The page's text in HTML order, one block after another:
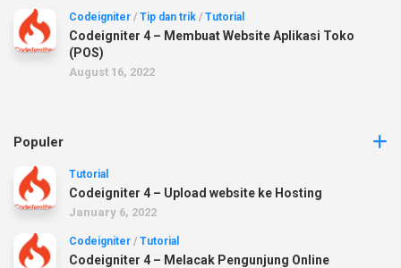
Codeigniter / Tip dan trik / Tutorial
Codeigniter 4 – Membuat Website Aplikasi Toko
(POS)
August 16, 2022
Populer
Tutorial
Codeigniter 4 – Upload website ke Hosting
January 6, 2022
Codeigniter / Tutorial
Codeigniter 4 – Melacak Pengunjung Online